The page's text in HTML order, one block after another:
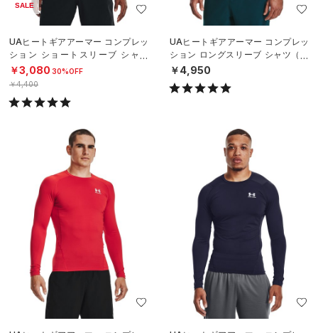
SALE
UAヒートギアアーマー コンプレッ
ション ショートスリーブ シャツ
（トレーニング/MEN）
￥3,080 30%OFF
￥4,400
UAヒートギアアーマー コンプレッ
ション ロングスリーブ シャツ（ト
レーニング/MEN）
￥4,950